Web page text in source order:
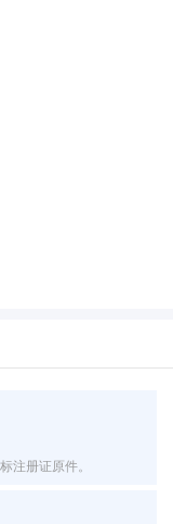
注册证原件。